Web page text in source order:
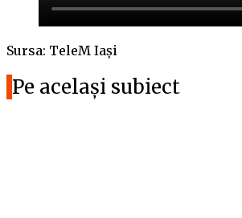
Sursa: TeleM Iași
Pe același subiect